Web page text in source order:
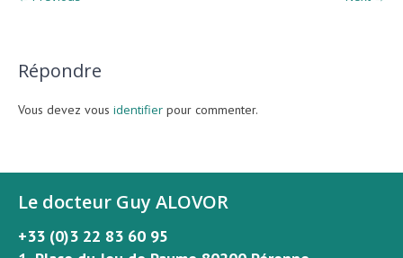
Répondre
Vous devez vous identifier pour commenter.
Le docteur Guy ALOVOR
+33 (0)3 22 83 60 95